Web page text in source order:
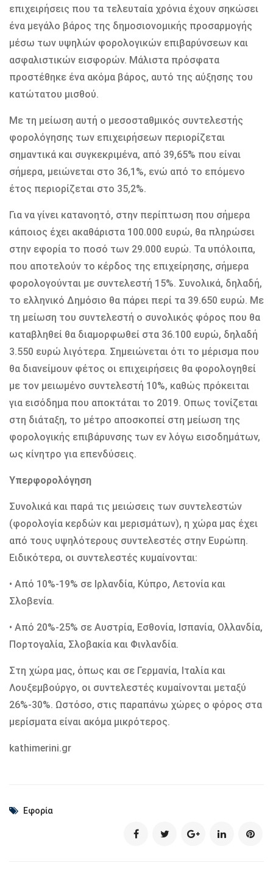
επιχειρήσεις που τα τελευταία χρόνια έχουν σηκώσει
ένα μεγάλο βάρος της δημοσιονομικής προσαρμογής
μέσω των υψηλών φορολογικών επιβαρύνσεων και
ασφαλιστικών εισφορών. Μάλιστα πρόσφατα
προστέθηκε ένα ακόμα βάρος, αυτό της αύξησης του
κατώτατου μισθού.
Με τη μείωση αυτή ο μεσοσταθμικός συντελεστής
φορολόγησης των επιχειρήσεων περιορίζεται
σημαντικά και συγκεκριμένα, από 39,65% που είναι
σήμερα, μειώνεται στο 36,1%, ενώ από το επόμενο
έτος περιορίζεται στο 35,2%.
Για να γίνει κατανοητό, στην περίπτωση που σήμερα
κάποιος έχει ακαθάριστα 100.000 ευρώ, θα πληρώσει
στην εφορία το ποσό των 29.000 ευρώ. Τα υπόλοιπα,
που αποτελούν το κέρδος της επιχείρησης, σήμερα
φορολογούνται με συντελεστή 15%. Συνολικά, δηλαδή,
το ελληνικό Δημόσιο θα πάρει περί τα 39.650 ευρώ. Με
τη μείωση του συντελεστή ο συνολικός φόρος που θα
καταβληθεί θα διαμορφωθεί στα 36.100 ευρώ, δηλαδή
3.550 ευρώ λιγότερα. Σημειώνεται ότι το μέρισμα που
θα διανείμουν φέτος οι επιχειρήσεις θα φορολογηθεί
με τον μειωμένο συντελεστή 10%, καθώς πρόκειται
για εισόδημα που αποκτάται το 2019. Οπως τονίζεται
στη διάταξη, το μέτρο αποσκοπεί στη μείωση της
φορολογικής επιβάρυνσης των εν λόγω εισοδημάτων,
ως κίνητρο για επενδύσεις.
Υπερφορολόγηση
Συνολικά και παρά τις μειώσεις των συντελεστών
(φορολογία κερδών και μερισμάτων), η χώρα μας έχει
από τους υψηλότερους συντελεστές στην Ευρώπη.
Ειδικότερα, οι συντελεστές κυμαίνονται:
• Από 10%-19% σε Ιρλανδία, Κύπρο, Λετονία και
Σλοβενία.
• Από 20%-25% σε Αυστρία, Εσθονία, Ισπανία, Ολλανδία,
Πορτογαλία, Σλοβακία και Φινλανδία.
Στη χώρα μας, όπως και σε Γερμανία, Ιταλία και
Λουξεμβούργο, οι συντελεστές κυμαίνονται μεταξύ
26%-30%. Ωστόσο, στις παραπάνω χώρες ο φόρος στα
μερίσματα είναι ακόμα μικρότερος.
kathimerini.gr
Εφορία